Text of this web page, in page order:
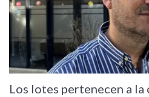
Los lotes pertenecen a